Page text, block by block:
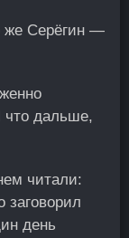
же Серёгин —
что дальше,
читали:
день